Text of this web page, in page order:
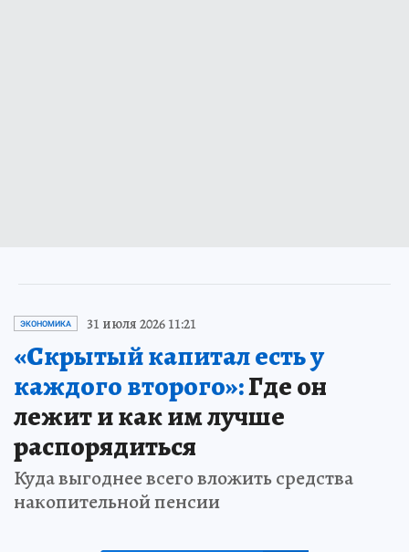
ЭКОНОМИКА 31 июля 2026 11:21
«Скрытый капитал есть у
каждого второго»:Где он
лежит и как им лучше
распорядиться
Куда выгоднее всего вложить средства
накопительной пенсии